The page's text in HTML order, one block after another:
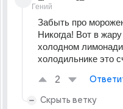
Гений
Забыть про
Никогда! Вот в
холодном
холодильнике это
2
Скрыть ветку